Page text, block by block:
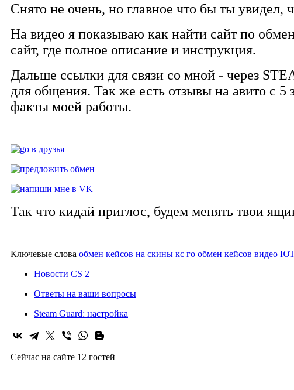
Снято не очень, но главное что бы ты увидел,
На видео я показываю как найти сайт по
сайт, где полное описание и инструкция.
Дальше ссылки для связи со мной - через
для общения. Так же есть отзывы на авито с
факты моей работы.
Так что кидай приглос, будем менять твои
Ключевые слова обмен кейсов на скины кс го обмен кейсов видео
Новости CS 2
Ответы на ваши вопросы
Steam Guard: настройка
Сейчас на сайте 12 гостей